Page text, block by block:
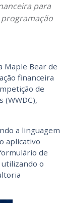
para
Maple Bear de
financeira
de
a linguagem
aplicativo
de
o